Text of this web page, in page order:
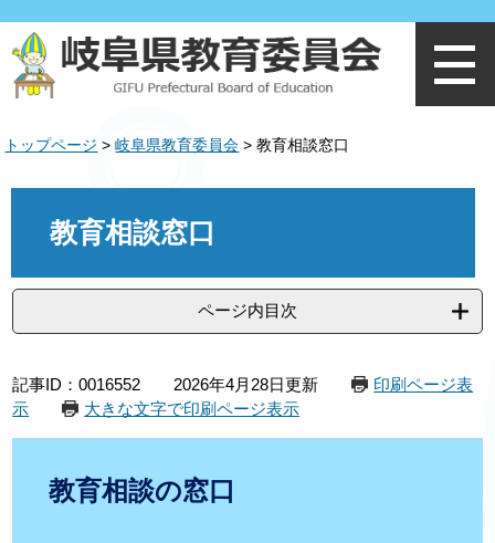
ジ
の
で
ュ
ー
ばトップページ >岐阜県教育委員会 >教育相談窓口
教育相談窓口
ページ内目次
記事ID：0016552 2026年4月28日更新
印刷ページ表
示
大きな文字で印刷ページ表示
教育相談の窓口